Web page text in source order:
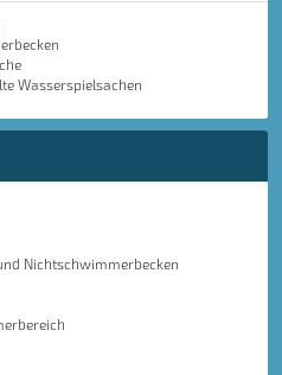
Wasserspielsachen
Nichtschwimmerbecken